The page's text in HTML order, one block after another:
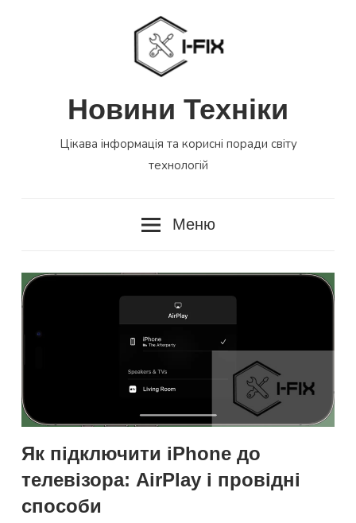
Новини Техніки
Цікава інформація та корисні поради світу
технологій
Меню
Як підключити iPhone до
телевізора: AirPlay і провідні
способи